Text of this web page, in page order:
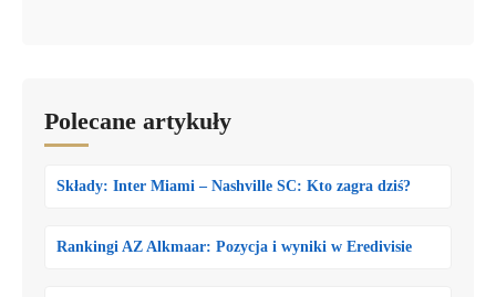
Polecane artykuły
Składy: Inter Miami – Nashville SC: Kto zagra dziś?
Rankingi AZ Alkmaar: Pozycja i wyniki w Eredivisie